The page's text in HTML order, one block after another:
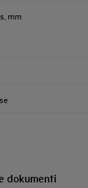
mm
dokumenti